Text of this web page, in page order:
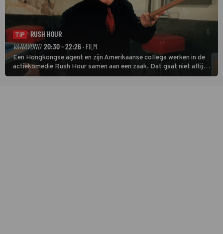
TIP
RUSH HOUR
VANAVOND 20:30 - 22:26 · FILM
Een Hongkongse agent en zijn Amerikaanse collega werken in de
actiekomedie Rush Hour samen aan een zaak. Dat gaat niet altijd
van een leien dakje.